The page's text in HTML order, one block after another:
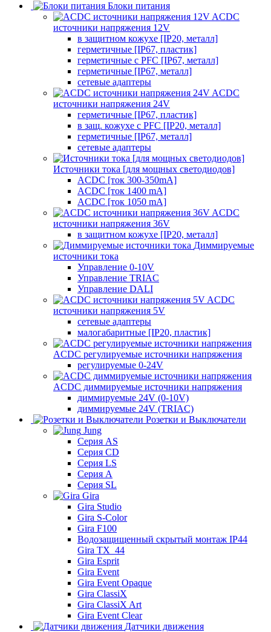
Блоки питания
ACDC
источники напряжения 12V
в защитном кожухе [IP20, металл]
герметичные [IP67, пластик]
герметичные с PFC [IP67, металл]
герметичные [IP67, металл]
сетевые адаптеры
ACDC
источники напряжения 24V
герметичные [IP67, пластик]
в защ. кожухе с PFC [IP20, металл]
герметичные [IP67, металл]
сетевые адаптеры
Источники тока [для мощных светодиодов]
ACDC [ток 300-350mA]
ACDC [ток 1400 mA]
ACDC [ток 1050 mA]
ACDC
источники напряжения 36V
в защитном кожухе [IP20, металл]
Диммируемые
источники тока
Управление 0-10V
Управление TRIAC
Управление DALI
ACDC
источники напряжения 5V
сетевые адаптеры
малогабаритные [IP20, пластик]
ACDC регулируемые источники напряжения
регулируемые 0-24V
ACDC диммируемые источники напряжения
диммируемые 24V (0-10V)
диммируемые 24V (TRIAC)
Розетки и Выключатели
Jung
Серия AS
Серия CD
Серия LS
Серия A
Серия SL
Gira
Gira Studio
Gira S-Color
Gira F100
Водозащищенный скрытый монтаж IP44
Gira TX_44
Gira Esprit
Gira Event
Gira Event Opaque
Gira ClassiX
Gira ClassiX Art
Gira Event Clear
Датчики движения